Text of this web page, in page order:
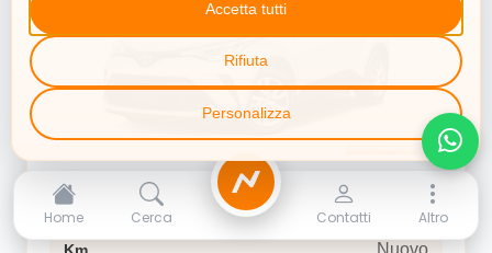
Home Cerca
NoleggioClick
Contatti Altro
Toyota C-HR
SUV / Fuoristrada
Km Nuovo
Esterni
Ash Grey metallizzato
Interni in tessuto sostenibile
TOYOTA C-HR Hybrid 140 Active Sport utility
vehicle 5-door (Euro 6E)
Accetta tutti
Rifiuta
Personalizza